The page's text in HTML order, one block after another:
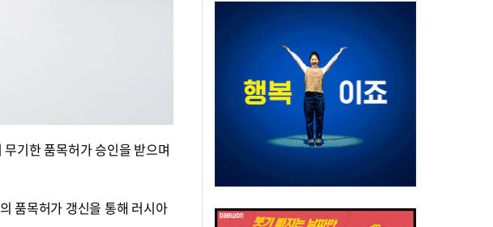
기한 품목허가 승인을 받으며
품목허가 갱신을 통해 러시아